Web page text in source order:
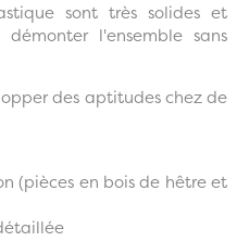
sont très solides et
l'ensemble sans
des aptitudes chez de
(pièces en bois de hêtre et